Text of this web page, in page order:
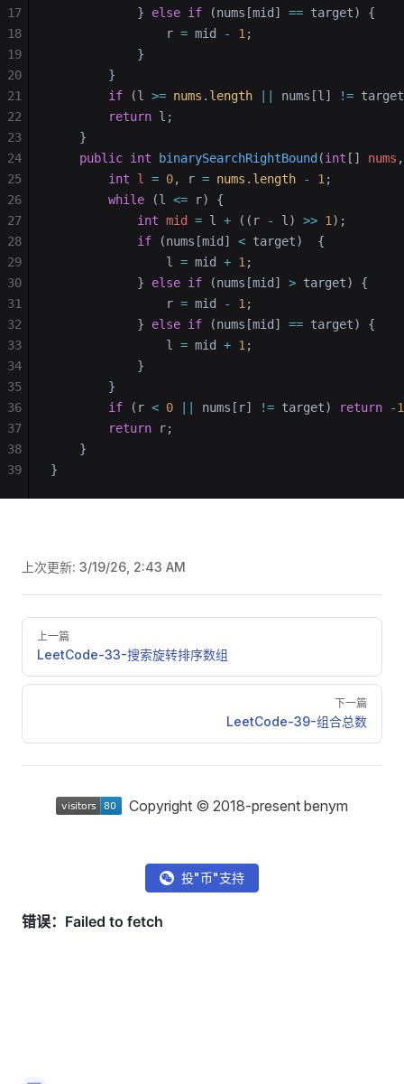
            }
else if (nums[mid] == target) {
                r
= mid - 1 ;
            }
        }
        if
(l >= nums . length nums[l] !=
        return
l;
    }
    public
int binarySearchRightBound (int [] nums
        int
l = 0, r = nums . length - 1 ;
        while
(l <= r) {
            int
mid = l + ((r - l) >> 1 );
            if
(nums[mid] < target)  {
                l
= mid + 1 ;
            }
else if (nums[mid] > target) {
                r
= mid - 1 ;
            }
else if (nums[mid] == target) {
                l
= mid + 1 ;
            }
        }
        if
(r < 0 nums[r] != target) return -1
        return
r;
    }
}
17
18
19
20
21
22
23
24
25
26
27
28
29
30
31
32
33
34
35
36
37
38
39
上次更新: 3/19/26, 2:43 AM
Pager
上一篇
LeetCode-33-搜索旋转排序数组
下一篇
LeetCode-39-组合总数
Copyright © 2018-present benym
投"币"支持